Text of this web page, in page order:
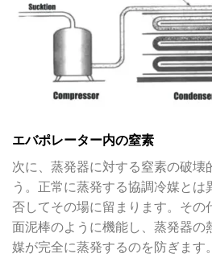
エバポレーター内の窒素
次に、蒸発器に対する窒素の破壊
う。正常に蒸発する協調冷媒とは
否してその場に留まります。その
面泥棒のように機能し、蒸発器の
媒が完全に蒸発するのを防ぎます。